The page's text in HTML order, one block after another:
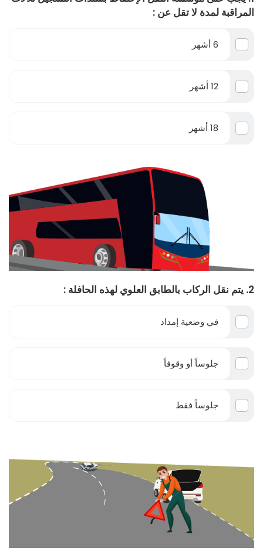
المراقبة لمدة لا تقل عن :
6 أشهر
12 أشهر
18 أشهر
2. يتم نقل الركاب بالطابق العلوي لهذه الحافلة :
في وضعية إمداد
جلوساً أو وقوفاً
جلوساً فقط